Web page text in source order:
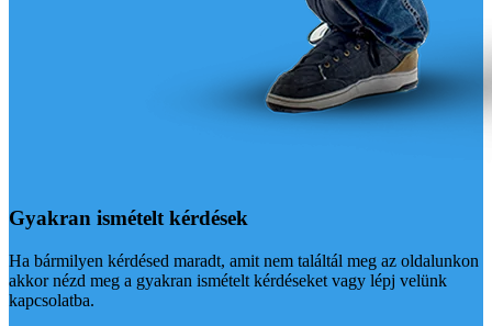
Gyakran ismételt kérdések
Ha bármilyen kérdésed maradt, amit nem találtál meg az oldalunkon
akkor nézd meg a gyakran ismételt kérdéseket vagy lépj velünk
kapcsolatba.